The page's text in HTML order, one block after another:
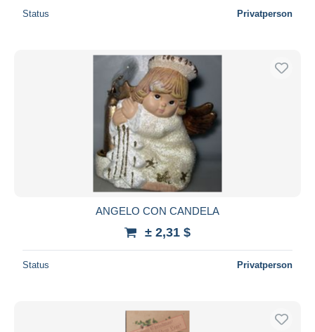
Status Privatperson
ANGELO CON CANDELA
± 2,31 $
Status Privatperson